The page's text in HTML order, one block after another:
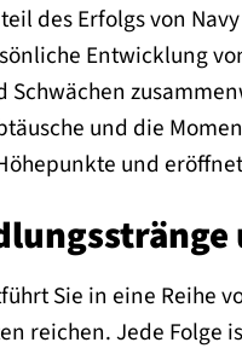
des Erfolgs von
Entwicklung
und die
und
Sie in eine
reichen. Jede Folge